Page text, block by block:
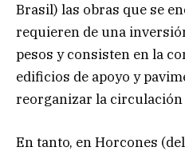
Brasil) las obras que se
requieren de una
pesos y consisten en la
edificios de apoyo y
reorganizar la circulación
En tanto, en Horcones